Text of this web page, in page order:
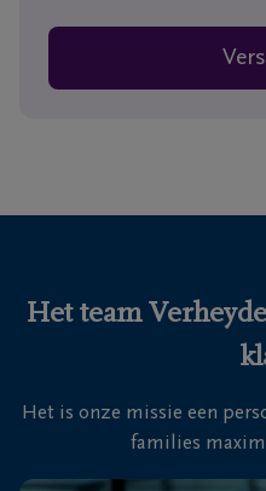
Het team
Het is onze missie een
families